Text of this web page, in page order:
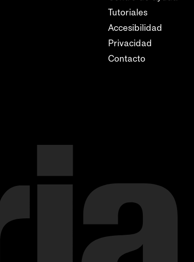
Tutoriales
Accesibilidad
Privacidad
Contacto